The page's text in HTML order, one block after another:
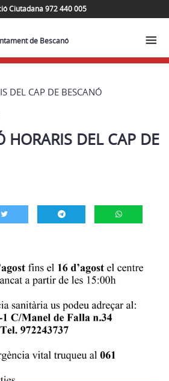
Ciutadana 972 440 005
de Bescanó
DEL CAP DE BESCANÓ
HORARIS DEL CAP DE